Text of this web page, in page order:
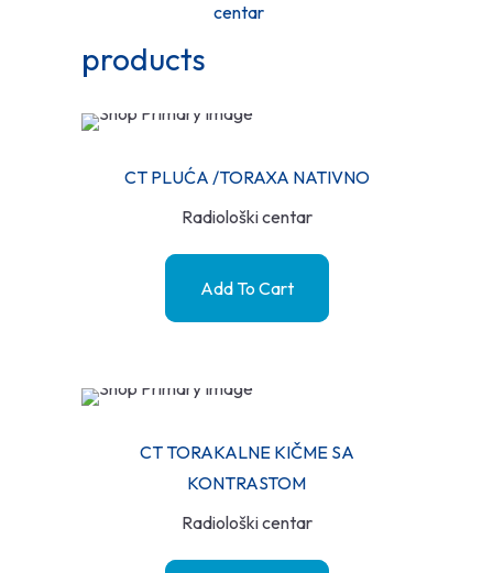
centar
products
CT PLUĆA /TORAXA NATIVNO
Radiološki centar
Add To Cart
CT TORAKALNE KIČME SA
KONTRASTOM
Radiološki centar